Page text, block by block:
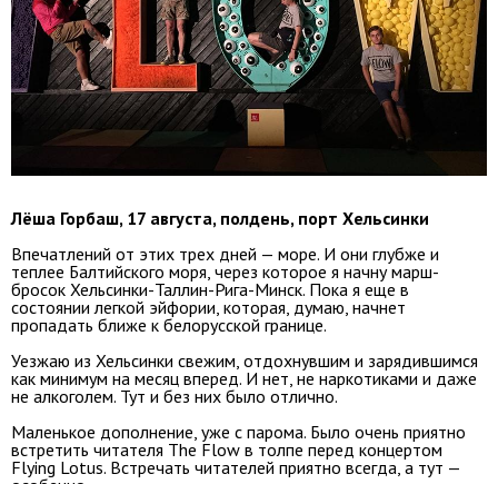
Лёша Горбаш, 17 августа, полдень, порт Хельсинки
Впечатлений от этих трех дней — море. И они глубже и
теплее Балтийского моря, через которое я начну марш-
бросок Хельсинки-Таллин-Рига-Минск. Пока я еще в
состоянии легкой эйфории, которая, думаю, начнет
пропадать ближе к белорусской границе.
Уезжаю из Хельсинки свежим, отдохнувшим и зарядившимся
как минимум на месяц вперед. И нет, не наркотиками и даже
не алкоголем. Тут и без них было отлично.
Маленькое дополнение, уже с парома. Было очень приятно
встретить читателя The Flow в толпе перед концертом
Flying Lotus. Встречать читателей приятно всегда, а тут —